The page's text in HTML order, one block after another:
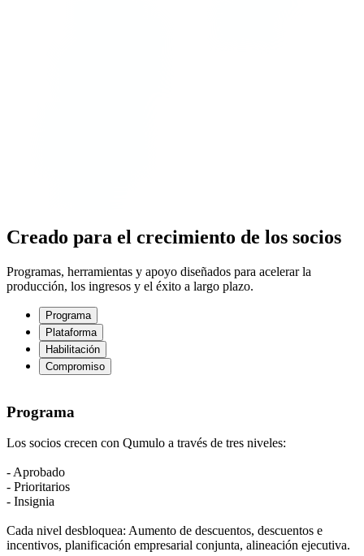
Creado para el crecimiento de los socios
Programas, herramientas y apoyo diseñados para acelerar la
producción, los ingresos y el éxito a largo plazo.
Programa
Plataforma
Habilitación
Compromiso
Programa
Los socios crecen con Qumulo a través de tres niveles:
- Aprobado
- Prioritarios
- Insignia
Cada nivel desbloquea: Aumento de descuentos, descuentos e
incentivos, planificación empresarial conjunta, alineación ejecutiva.